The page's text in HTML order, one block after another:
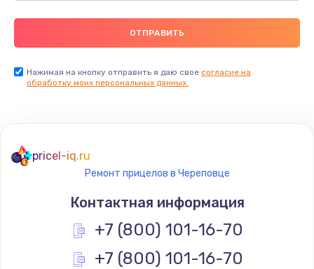
Заказать
Замена термостата
1200 руб.
Заказать
Замена реле
Нажимая на кнопку отправить я даю свое согласие на
обработку моих персональных данных.
pricel-iq.ru
Ремонт прицелов в Череповце
Контактная информация
+7 (800) 101-16-70
+7 (800) 101-16-70